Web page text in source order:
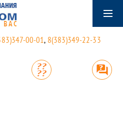
00-01, 8(383)349-22-33